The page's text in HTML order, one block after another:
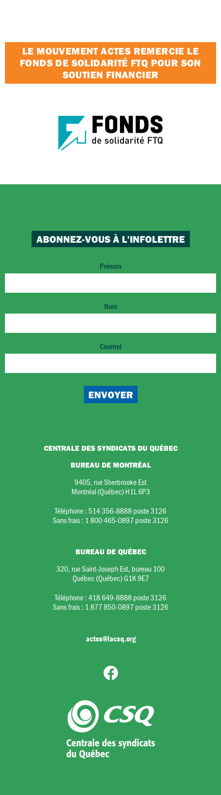
LE MOUVEMENT ACTES REMERCIE LE
FONDS DE SOLIDARITÉ FTQ POUR SON
SOUTIEN FINANCIER
ABONNEZ-VOUS À L'INFOLETTRE
Prénom
Nom
Courriel
CENTRALE DES SYNDICATS DU QUÉBEC
BUREAU DE MONTRÉAL
9405, rue Sherbrooke Est
Montréal (Québec) H1L 6P3
Téléphone : 514 356-8888 poste 3126
Sans frais : 1 800 465-0897 poste 3126
BUREAU DE QUÉBEC
320, rue Saint-Joseph Est, bureau 100
Québec (Québec) G1K 9E7
Téléphone :418 649-8888 poste 3126
Sans frais : 1 877 850-0897 poste 3126
actes@lacsq.org